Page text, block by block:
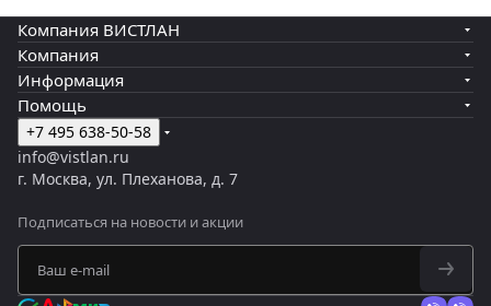
Компания ВИСТЛАН
Компания
Информация
Помощь
+7 495 638-50-58
info@vistlan.ru
г. Москва, ул. Плеханова, д. 7
Подписаться на новости и акции